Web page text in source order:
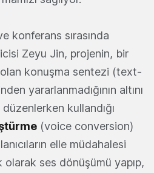
konferans sırasında
Zeyu Jin, projenin, bir
olan konuşma sentezi (text-
yararlanmadığının altını
kullandığı
(voice conversion)
elle müdahalesi
ses dönüşümü yapıp,